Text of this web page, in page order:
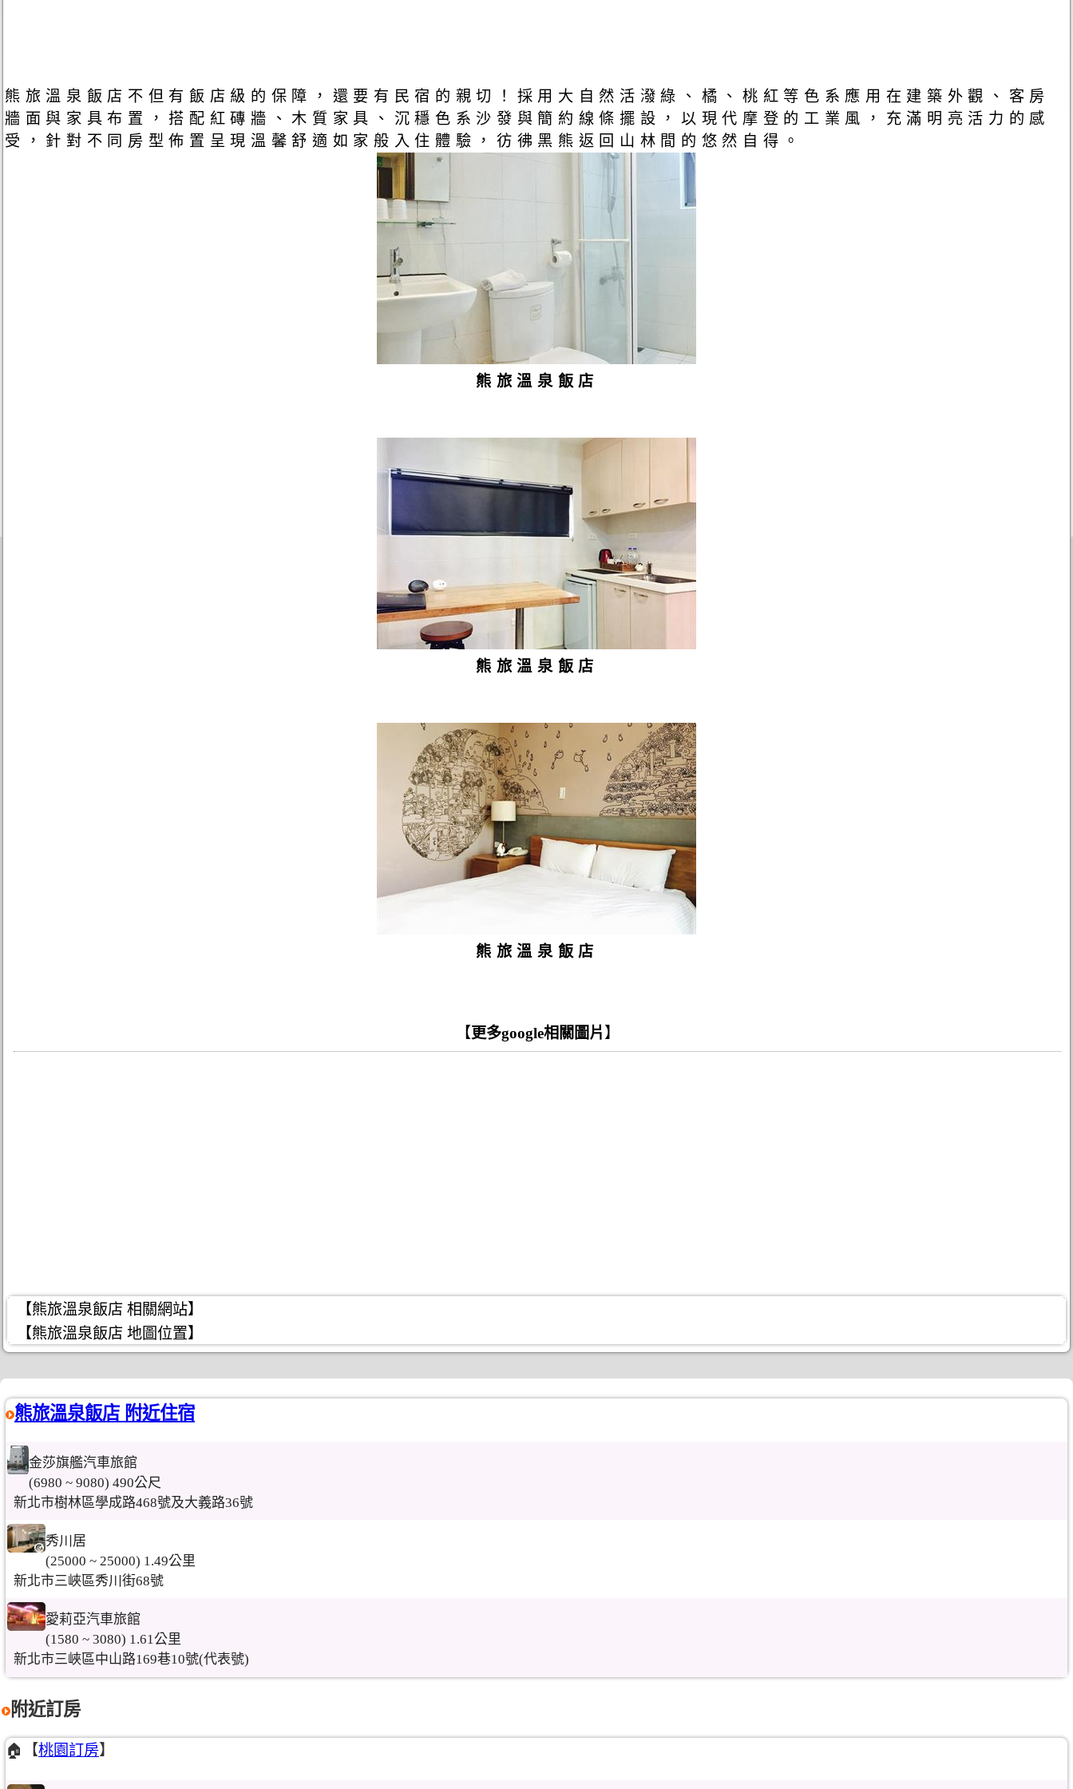
熊旅溫泉飯店不但有飯店級的保障，還要有民宿的親切！採用大自然活潑綠、橘、桃紅等色系應用在建築外觀、客房
牆面與家具布置，搭配紅磚牆、木質家具、沉穩色系沙發與簡約線條擺設，以現代摩登的工業風，充滿明亮活力的感
受，針對不同房型佈置呈現溫馨舒適如家般入住體驗，彷彿黑熊返回山林間的悠然自得。
熊旅溫泉飯店
熊旅溫泉飯店
熊旅溫泉飯店
【更多google相關圖片】
【熊旅溫泉飯店 相關網站】
【熊旅溫泉飯店 地圖位置】
熊旅溫泉飯店 附近住宿
金莎旗艦汽車旅館
(6980 ~ 9080) 490公尺
新北市樹林區學成路468號及大義路36號
秀川居
(25000 ~ 25000) 1.49公里
新北市三峽區秀川街68號
愛莉亞汽車旅館
(1580 ~ 3080) 1.61公里
新北市三峽區中山路169巷10號(代表號)
附近訂房
🏠【桃園訂房】